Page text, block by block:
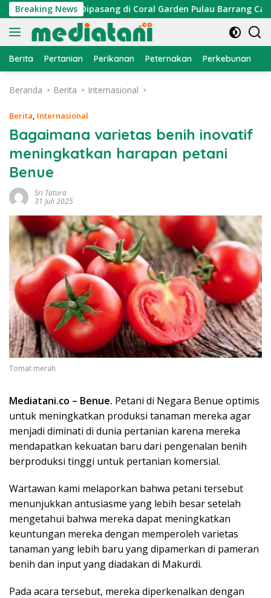
Langsung
ke
konten
Breaking News
Dipasang di Coral Garden Pulau Barrang Caddi
Berita Pertanian Perikanan Peternakan Perkebunan
Beranda Berita Internasional
Berita, Internasional
Bagaimana varietas benih inovatif
meningkatkan harapan petani
Benue
Sri Tatura
31 Juli 2025
Tomat merah
Mediatani.co – Benue. Petani di Negara Benue optimis
untuk meningkatkan produksi tanaman mereka agar
menjadi diminati di dunia pertanian karena mereka
mendapatkan kekuatan baru dari pengenalan benih
berproduksi tinggi untuk pertanian komersial.
Wartawan kami melaporkan bahwa petani tersebut
menunjukkan antusiasme yang lebih besar setelah
mengetahui bahwa mereka dapat meningkatkan
keuntungan mereka dengan memperoleh varietas
tanaman yang lebih baru yang dipamerkan di pameran
benih dan input yang diadakan di Makurdi.
Pada acara tersebut, mereka diperkenalkan dengan